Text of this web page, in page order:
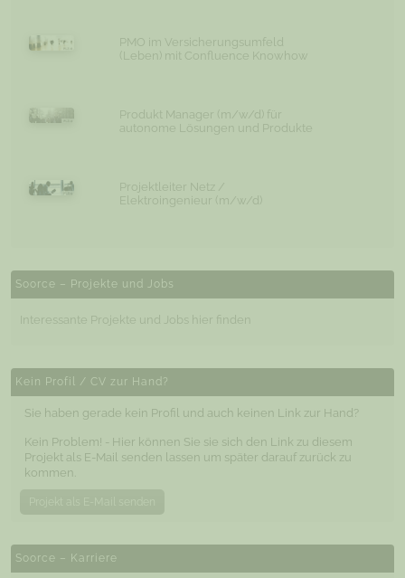
PMO im Versicherungsumfeld
(Leben) mit Confluence Knowhow
Produkt Manager (m/w/d) für
autonome Lösungen und Produkte
Projektleiter Netz /
Elektroingenieur (m/w/d)
Soorce – Projekte und Jobs
Interessante Projekte und Jobs hier finden
Kein Profil / CV zur Hand?
Sie haben gerade kein Profil und auch keinen Link zur Hand?
Kein Problem! - Hier können Sie sie sich den Link zu diesem
Projekt als E-Mail senden lassen um später darauf zurück zu
kommen.
Soorce – Karriere